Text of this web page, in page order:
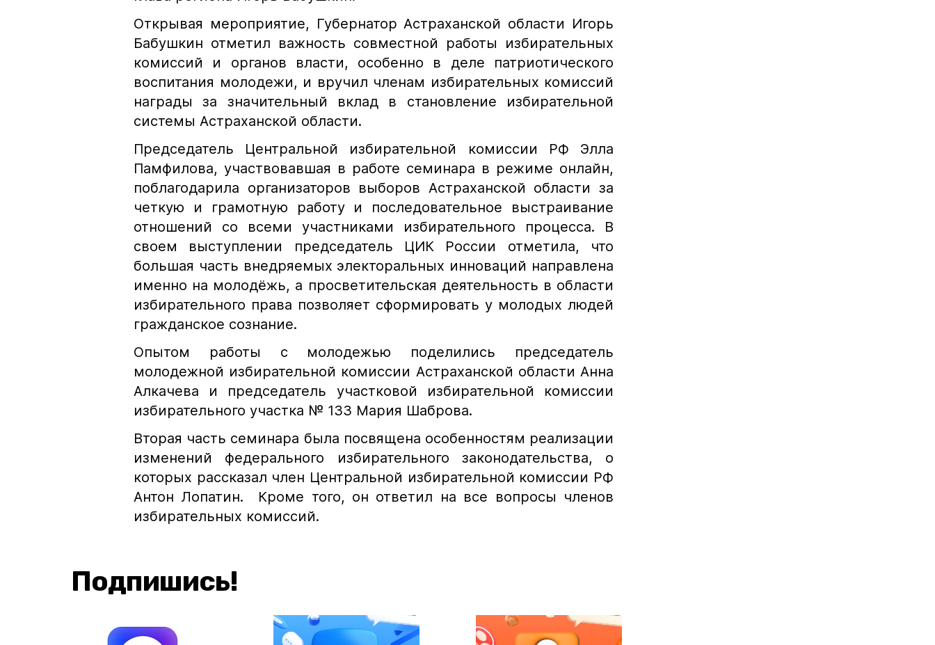
Открывая мероприятие, Губернатор Астраханской области Игорь
Бабушкин отметил важность совместной работы избирательных
комиссий и органов власти, особенно в деле патриотического
воспитания молодежи, и вручил членам избирательных комиссий
награды за значительный вклад в становление избирательной
системы Астраханской области.
Председатель Центральной избирательной комиссии РФ Элла
Памфилова, участвовавшая в работе семинара в режиме онлайн,
поблагодарила организаторов выборов Астраханской области за
четкую и грамотную работу и последовательное выстраивание
отношений со всеми участниками избирательного процесса. В
своем выступлении председатель ЦИК России отметила, что
большая часть внедряемых электоральных инноваций направлена
именно на молодёжь, а просветительская деятельность в области
избирательного права позволяет сформировать у молодых людей
гражданское сознание.
Опытом работы с молодежью поделились председатель
молодежной избирательной комиссии Астраханской области Анна
Алкачева и председатель участковой избирательной комиссии
избирательного участка № 133 Мария Шаброва.
Вторая часть семинара была посвящена особенностям реализации
изменений федерального избирательного законодательства, о
которых рассказал член Центральной избирательной комиссии РФ
Антон Лопатин. Кроме того, он ответил на все вопросы членов
избирательных комиссий.
Подпишись!